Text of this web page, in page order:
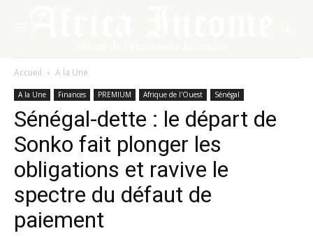
Accueil A la Une
A la Une Finances PREMIUM Afrique de l'Ouest Sénégal
Sénégal-dette : le départ de
Sonko fait plonger les
obligations et ravive le
spectre du défaut de
paiement